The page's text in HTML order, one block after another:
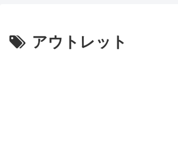
アウトレット